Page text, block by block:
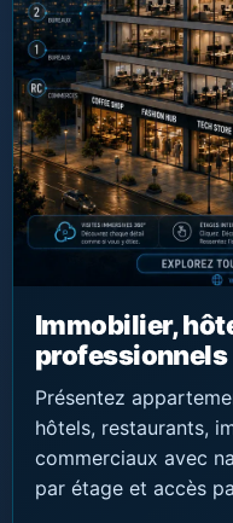
Immobilier,
professionnels
Présentez
hôtels, restaurants,
commerciaux avec
par étage et accès